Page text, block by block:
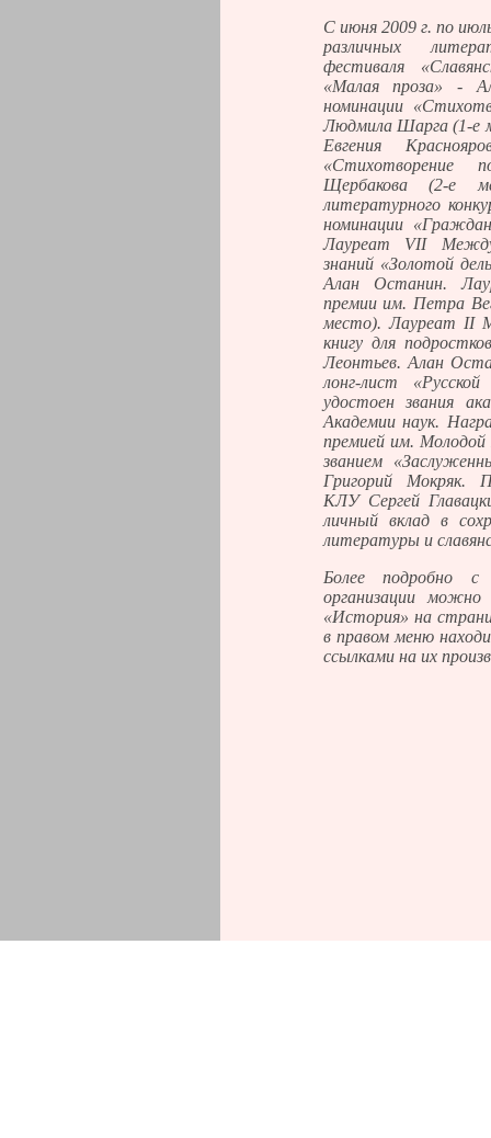
С июня 2009 г. по
различных
фестиваля
«Малая проза» -
номинации
Людмила Шарга (1-е
Евгения
«Стихотворение
Щербакова (2-е
литературного
номинации
Лауреат VII
знаний «Золотой
Алан Останин.
премии им. Петра
место). Лауреат II
книгу для
Леонтьев. Алан
лонг-лист
удостоен звания
Академии наук.
премией им.
званием
Григорий Мокряк.
КЛУ Сергей
личный вклад в
литературы и
Более подробно с
организации
«История» на
в правом меню
ссылками на их